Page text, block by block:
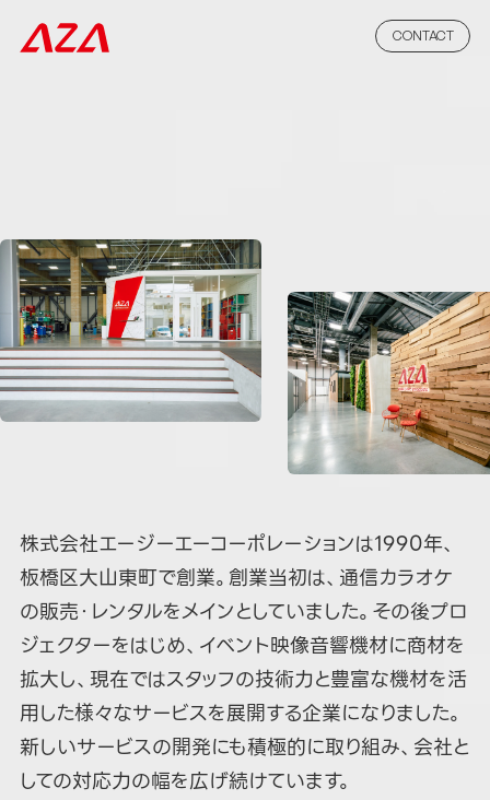
CONTACT
株式会社エージーエーコーポレーションは1990年、
板橋区大山東町で創業。創業当初は、通信カラオケ
の販売・レンタルをメインとしていました。 その後プロ
ジェクターをはじめ、イベント映像音響機材に商材を
拡大し、現在ではスタッフの技術力と豊富な機材を活
用した様々なサービスを展開する企業になりました。
新しいサービスの開発にも積極的に取り組み、会社と
しての対応力の幅を広げ続けています。